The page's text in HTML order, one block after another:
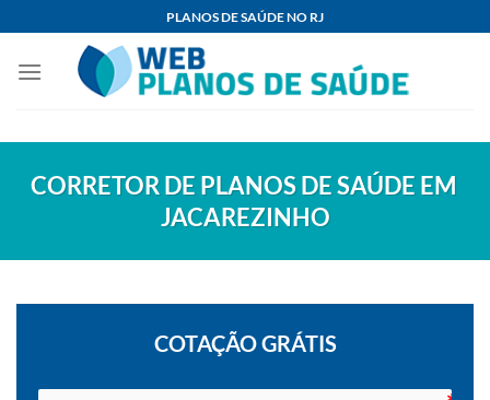
content
PLANOS DE SAÚDE NO RJ
CORRETOR DE PLANOS DE SAÚDE EM
JACAREZINHO
COTAÇÃO GRÁTIS